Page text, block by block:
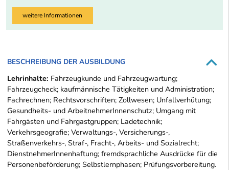
weitere Informationen
BESCHREIBUNG DER AUSBILDUNG
Lehrinhalte: Fahrzeugkunde und Fahrzeugwartung;
Fahrzeugcheck; kaufmännische Tätigkeiten und Administration;
Fachrechnen; Rechtsvorschriften; Zollwesen; Unfallverhütung;
Gesundheits- und ArbeitnehmerInnenschutz; Umgang mit
Fahrgästen und Fahrgastgruppen; Ladetechnik;
Verkehrsgeografie; Verwaltungs-, Versicherungs-,
Straßenverkehrs-, Straf-, Fracht-, Arbeits- und Sozialrecht;
DienstnehmerInnenhaftung; fremdsprachliche Ausdrücke für die
Personenbeförderung; Selbstlernphasen; Prüfungsvorbereitung.